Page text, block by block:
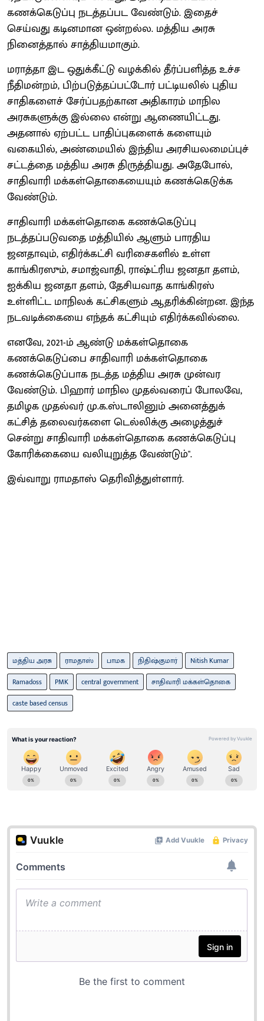
கணக்கெடுப்பு நடத்தப்பட வேண்டும். இதைச்
செய்வது கடினமான ஒன்றல்ல. மத்திய அரசு
நினைத்தால் சாத்தியமாகும்.
மராத்தா இட ஒதுக்கீட்டு வழக்கில் தீர்ப்பளித்த உச்ச
நீதிமன்றம், பிற்படுத்தப்பட்டோர் பட்டியலில் புதிய
சாதிகளைச் சேர்ப்பதற்கான அதிகாரம் மாநில
அரசுகளுக்கு இல்லை என்று ஆணையிட்டது.
அதனால் ஏற்பட்ட பாதிப்புகளைக் களையும்
வகையில், அண்மையில் இந்திய அரசியலமைப்புச்
சட்டத்தை மத்திய அரசு திருத்தியது. அதேபோல்,
சாதிவாரி மக்கள்தொகையையும் கணக்கெடுக்க
வேண்டும்.
சாதிவாரி மக்கள்தொகை கணக்கெடுப்பு
நடத்தப்படுவதை மத்தியில் ஆளும் பாரதிய
ஜனதாவும், எதிர்க்கட்சி வரிசைகளில் உள்ள
காங்கிரஸும், சமாஜ்வாதி, ராஷ்ட்ரிய ஜனதா தளம்,
ஐக்கிய ஜனதா தளம், தேசியவாத காங்கிரஸ்
உள்ளிட்ட மாநிலக் கட்சிகளும் ஆதரிக்கின்றன. இந்த
நடவடிக்கையை எந்தக் கட்சியும் எதிர்க்கவில்லை.
எனவே, 2021-ம் ஆண்டு மக்கள்தொகை
கணக்கெடுப்பை சாதிவாரி மக்கள்தொகை
கணக்கெடுப்பாக நடத்த மத்திய அரசு முன்வர
வேண்டும். பிஹார் மாநில முதல்வரைப் போலவே,
தமிழக முதல்வர் மு.க.ஸ்டாலினும் அனைத்துக்
கட்சித் தலைவர்களை டெல்லிக்கு அழைத்துச்
சென்று சாதிவாரி மக்கள்தொகை கணக்கெடுப்பு
கோரிக்கையை வலியுறுத்த வேண்டும்".
இவ்வாறு ராமதாஸ் தெரிவித்துள்ளார்.
மத்திய அரசு ராமதாஸ் பாமக நிதிஷ்குமார்
Nitish Kumar
Ramadoss
PMK central government
சாதிவாரி மக்கள்தொகை
caste based census